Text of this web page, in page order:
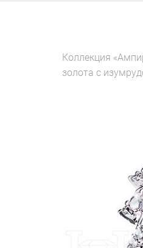
Коллекция
золота с